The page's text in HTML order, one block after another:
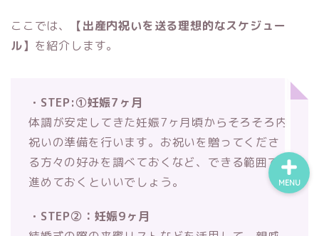
ここでは、
【出産内祝いを送る理想的なスケジュー
ル】 を紹介します。
・STEP:①妊娠7ヶ月
体調が安定してきた妊娠7ヶ月頃からそろそろ内
祝いの準備を行います。お祝いを贈ってくださ
る方々の好みを調べておくなど、できる範囲で
進めておくといいでしょう。
・STEP②：妊娠9ヶ月
MENU